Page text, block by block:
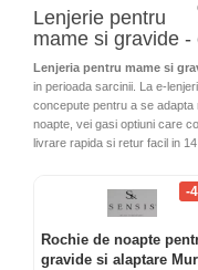
Lenjerie pentru
mame si gravide -
Lenjeria pentru mame si
in perioada sarcinii. La e-
concepute pentru a se adapta
noapte, vei gasi optiuni care
livrare rapida si retur facil in 14
-
Rochie de noapte
gravide si alaptare